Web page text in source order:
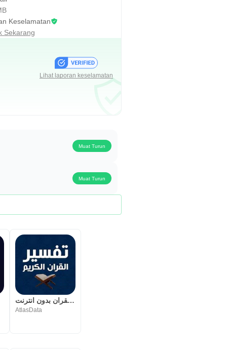
Keselamatan
Sekarang
Lihat laporan keselamatan
Muat Turun
Muat Turun
تفسير القران بدون انترنت
AtlasData